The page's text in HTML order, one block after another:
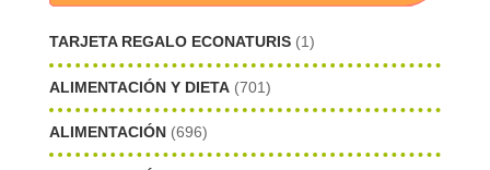
TARJETA REGALO ECONATURIS (1)
ALIMENTACIÓN Y DIETA (701)
ALIMENTACIÓN (696)